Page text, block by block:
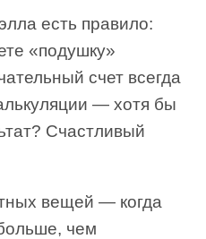
есть правило:
«подушку»
счет всегда
— хотя бы
Счастливый
вещей — когда
чем